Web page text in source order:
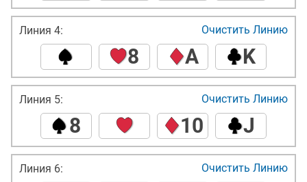
Линия 4:
8 A K
Очистить Линию
Линия 5:
8 10 J
Очистить Линию
Линия 6: Очистить Линию